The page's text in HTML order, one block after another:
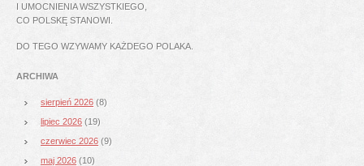
I UMOCNIENIA WSZYSTKIEGO,
CO POLSKĘ STANOWI.
DO TEGO WZYWAMY KAŻDEGO POLAKA.
ARCHIWA
sierpień 2026 (8)
lipiec 2026 (19)
czerwiec 2026 (9)
maj 2026 (10)